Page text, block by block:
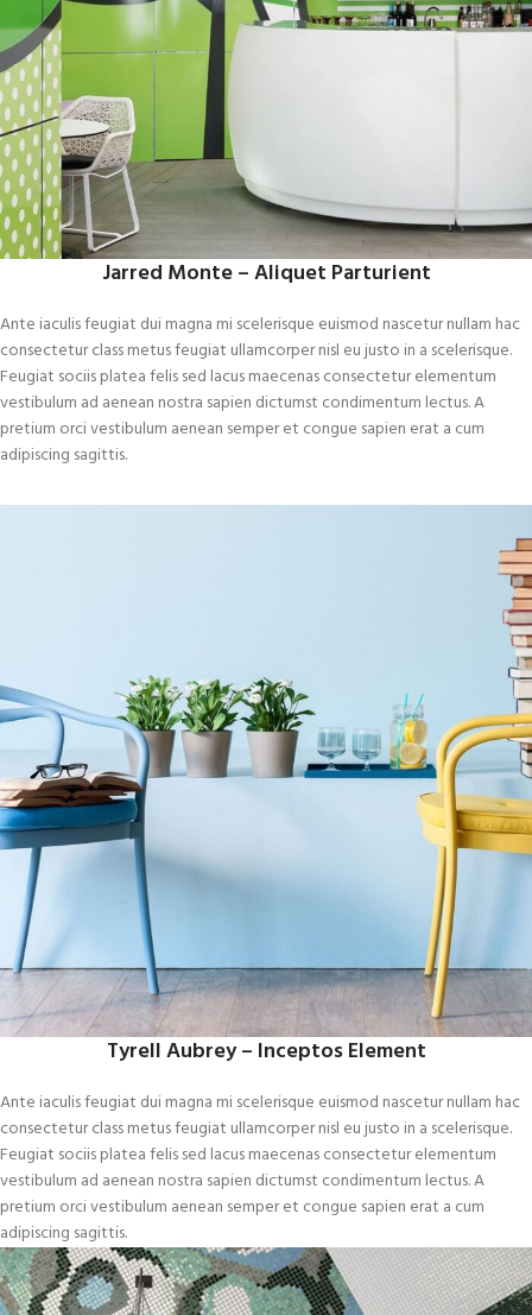
Jarred Monte – Aliquet Parturient
Ante iaculis feugiat dui magna mi scelerisque euismod nascetur nullam hac
consectetur class metus feugiat ullamcorper nisl eu justo in a scelerisque.
Feugiat sociis platea felis sed lacus maecenas consectetur elementum
vestibulum ad aenean nostra sapien dictumst condimentum lectus. A
pretium orci vestibulum aenean semper et congue sapien erat a cum
adipiscing sagittis.
Tyrell Aubrey – Inceptos Element
Ante iaculis feugiat dui magna mi scelerisque euismod nascetur nullam hac
consectetur class metus feugiat ullamcorper nisl eu justo in a scelerisque.
Feugiat sociis platea felis sed lacus maecenas consectetur elementum
vestibulum ad aenean nostra sapien dictumst condimentum lectus. A
pretium orci vestibulum aenean semper et congue sapien erat a cum
adipiscing sagittis.